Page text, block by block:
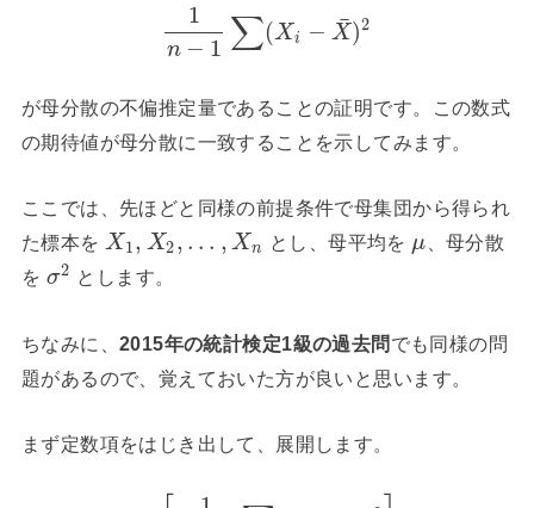
1
n − 1 ∑(Xi − X
¯)2
が母分散の不偏推定量であることの証明です。この数式
の期待値が母分散に一致することを示してみます。
ここでは、先ほどと同様の前提条件で母集団から得られ
た標本を X1, X2, … , Xn とし、母平均を μ 、母分散
を σ2 とします。
ちなみに、 2015年の統計検定1級の過去問 でも同様の問
題があるので、覚えておいた方が良いと思います。
まず定数項をはじき出して、展開します。